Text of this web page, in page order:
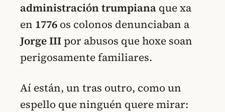
administración trumpiana que xa
en 1776 os colonos denunciaban a
Jorge III por abusos que hoxe soan
perigosamente familiares.
Aí están, un tras outro, como un
espello que ninguén quere mirar: